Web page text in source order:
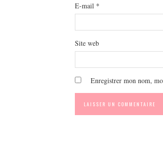
E-mail *
Site web
Enregistrer mon nom,